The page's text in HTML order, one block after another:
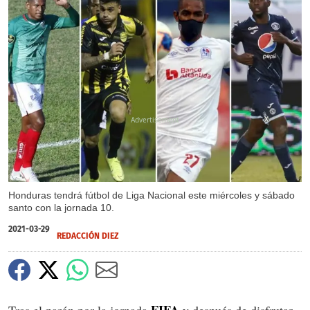
Honduras tendrá fútbol de Liga Nacional este miércoles y sábado
santo con la jornada 10.
X
2021-03-29
REDACCIÓN DIEZ